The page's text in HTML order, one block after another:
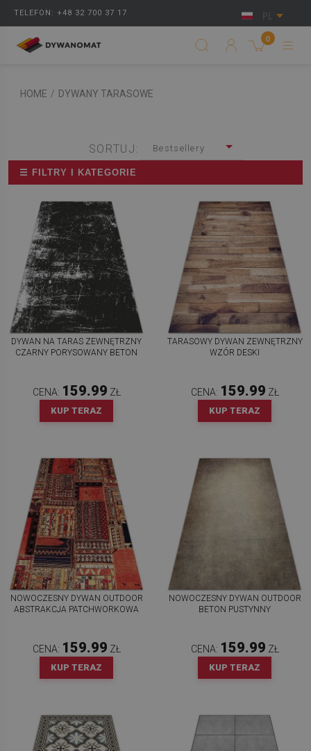
TELEFON: +48 32 700 37 17 PL
0
HOME / DYWANY TARASOWE
SORTUJ: Bestsellery
☰ FILTRY I KATEGORIE
DYWAN NA TARAS ZEWNĘTRZNY
CZARNY PORYSOWANY BETON
CENA: 159.99 ZŁ
KUP TERAZ
TARASOWY DYWAN ZEWNĘTRZNY
WZÓR DESKI
CENA: 159.99 ZŁ
KUP TERAZ
NOWOCZESNY DYWAN OUTDOOR
ABSTRAKCJA PATCHWORKOWA
CENA: 159.99 ZŁ
KUP TERAZ
NOWOCZESNY DYWAN OUTDOOR
BETON PUSTYNNY
CENA: 159.99 ZŁ
KUP TERAZ